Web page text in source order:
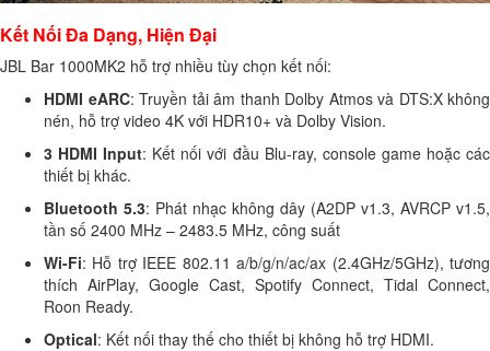
Kết Nối Đa Dạng, Hiện Đại
JBL Bar 1000MK2 hỗ trợ nhiều tùy chọn kết nối:
HDMI eARC: Truyền tải âm thanh Dolby Atmos và DTS:X không
nén, hỗ trợ video 4K với HDR10+ và Dolby Vision.
3 HDMI Input: Kết nối với đầu Blu-ray, console game hoặc các
thiết bị khác.
Bluetooth 5.3: Phát nhạc không dây (A2DP v1.3, AVRCP v1.5,
tần số 2400 MHz – 2483.5 MHz, công suất
Wi-Fi: Hỗ trợ IEEE 802.11 a/b/g/n/ac/ax (2.4GHz/5GHz), tương
thích AirPlay, Google Cast, Spotify Connect, Tidal Connect,
Roon Ready.
Optical: Kết nối thay thế cho thiết bị không hỗ trợ HDMI.